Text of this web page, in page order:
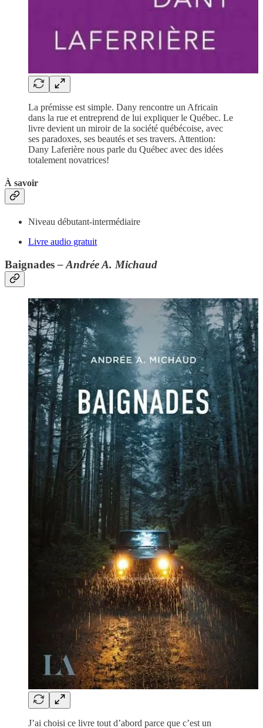
La prémisse est simple. Dany rencontre un Africain
dans la rue et entreprend de lui expliquer le Québec. Le
livre devient un miroir de la société québécoise, avec
ses paradoxes, ses beautés et ses travers. Attention:
Dany Laferière nous parle du Québec avec des idées
totalement novatrices!
À savoir
Niveau débutant-intermédiaire
Livre audio gratuit
Baignades– Andrée A. Michaud
J’ai choisi ce livre tout d’abord parce que c’est un